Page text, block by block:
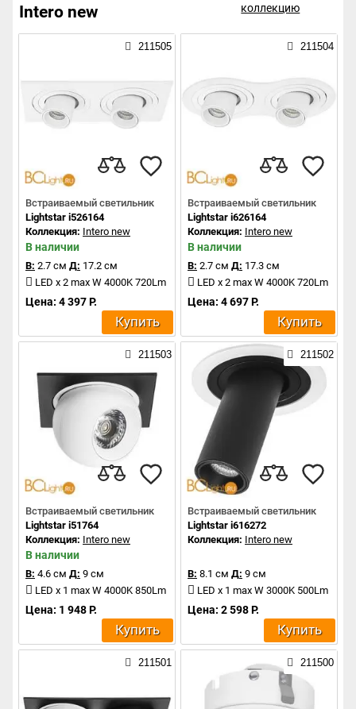
Intero new
коллекцию
211505
Встраиваемый светильник
Lightstar i526164
Коллекция: Intero new
В наличии
В: 2.7 см Д: 17.2 см
LED x 2 max W 4000K 720Lm
Цена: 4 397 Р.
Купить
211504
Встраиваемый светильник
Lightstar i626164
Коллекция: Intero new
В наличии
В: 2.7 см Д: 17.3 см
LED x 2 max W 4000K 720Lm
Цена: 4 697 Р.
Купить
211503
Встраиваемый светильник
Lightstar i51764
Коллекция: Intero new
В наличии
В: 4.6 см Д: 9 см
LED x 1 max W 4000K 850Lm
Цена: 1 948 Р.
Купить
211502
Встраиваемый светильник
Lightstar i616272
Коллекция: Intero new
В: 8.1 см Д: 9 см
LED x 1 max W 3000K 500Lm
Цена: 2 598 Р.
Купить
211501 211500